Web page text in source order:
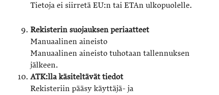
Tietoja ei siirretä EU:n tai ETAn ulkopuolelle.
Rekisterin suojauksen periaatteet
Manuaalinen aineisto
Manuaalinen aineisto tuhotaan tallennuksen
jälkeen.
ATK:lla käsiteltävät tiedot
Rekisteriin pääsy käyttäjä- ja